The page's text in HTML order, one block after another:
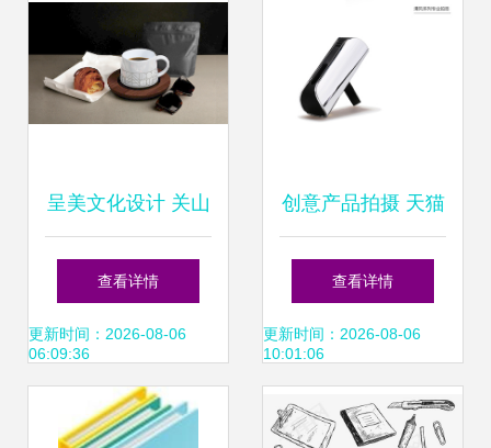
品交易会
呈美文化设计 关山
月美术馆文创生活
美学——茶壶包装
与品牌新表达
查看详情
更新时间：2026-08-06
06:09:36
创意产品拍摄 天猫
赛道的视觉突围，
以车喜爱与茶壶为
例
查看详情
更新时间：2026-08-06
10:01:06